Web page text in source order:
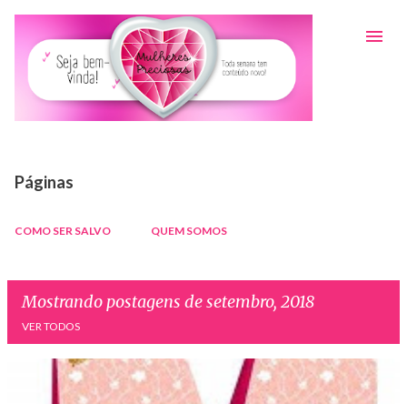
Pular para o conteúdo principal
Páginas
COMO SER SALVO QUEM SOMOS
Mostrando postagens de setembro, 2018
VER TODOS